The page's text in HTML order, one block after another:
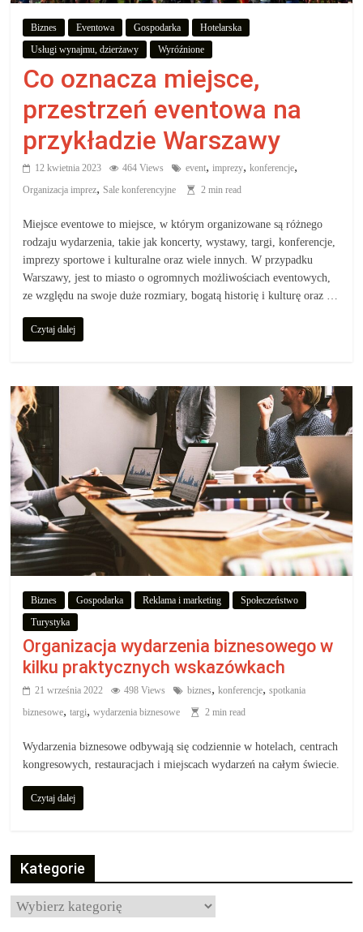
aby
wiedzieć,
co
kupić.
Poznaj
kupić,
jak
oraz
gdzie
Biznes Eventowa Gospodarka
Hotelarska
Usługi wynajmu, dzierżawy
Wyróźnione
Co oznacza miejsce,
przestrzeń eventowa na
przykładzie Warszawy
12 kwietnia 2023 464 Views event,imprezy,konferencje,
Organizacja imprez, Sale konferencyjne 2 min read
Miejsce eventowe to miejsce, w którym organizowane są różnego
rodzaju wydarzenia, takie jak koncerty, wystawy, targi, konferencje,
imprezy sportowe i kulturalne oraz wiele innych. W przypadku
Warszawy, jest to miasto o ogromnych możliwościach eventowych,
ze względu na swoje duże rozmiary, bogatą historię i kulturę oraz …
Czytaj dalej
Biznes Gospodarka Reklama i marketing
Społeczeństwo
Turystyka
Organizacja wydarzenia biznesowego w
kilku praktycznych wskazówkach
21 września 2022 498 Views biznes,konferencje,spotkania
biznesowe,targi,wydarzenia biznesowe 2 min read
Wydarzenia biznesowe odbywają się codziennie w hotelach, centrach
kongresowych, restauracjach i miejscach wydarzeń na całym świecie.
Czytaj dalej
Kategorie
Kategorie